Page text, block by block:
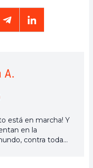
A.
está en marcha! Y
en la
contra toda